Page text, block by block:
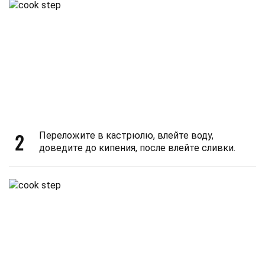
2
Переложите в кастрюлю, влейте воду,
доведите до кипения, после влейте сливки.